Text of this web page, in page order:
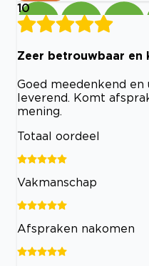
10
Zeer betrouwbaar en
Goed meedenkend
leverend. Komt
mening.
Totaal oordeel
Vakmanschap
Afspraken nakomen